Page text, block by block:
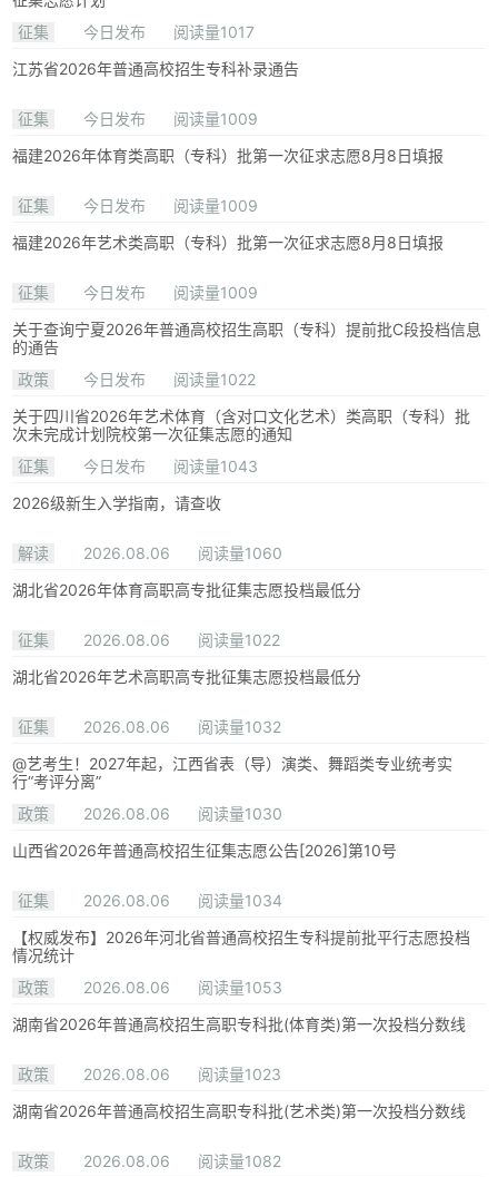
征集
今日发布
阅读量1017
江苏省2026年普通高校招生专科补录通告
征集 今日发布
阅读量1009
福建2026年体育类高职（专科）批第一次征求志愿8月8日填报
征集 今日发布
阅读量1009
福建2026年艺术类高职（专科）批第一次征求志愿8月8日填报
征集 今日发布
阅读量1009
关于查询宁夏2026年普通高校招生高职（专科）提前批C段投档信息
的通告
政策
今日发布
阅读量1022
关于四川省2026年艺术体育（含对口文化艺术）类高职（专科）批
次未完成计划院校第一次征集志愿的通知
征集
今日发布
阅读量1043
2026级新生入学指南，请查收
解读 2026.08.06
阅读量1060
湖北省2026年体育高职高专批征集志愿投档最低分
征集 2026.08.06
阅读量1022
湖北省2026年艺术高职高专批征集志愿投档最低分
征集 2026.08.06
阅读量1032
@艺考生！2027年起，江西省表（导）演类、舞蹈类专业统考实
行“考评分离”
政策
2026.08.06
阅读量1030
山西省2026年普通高校招生征集志愿公告[2026]第10号
征集 2026.08.06
阅读量1034
【权威发布】2026年河北省普通高校招生专科提前批平行志愿投档
情况统计
政策
2026.08.06
阅读量1053
湖南省2026年普通高校招生高职专科批(体育类)第一次投档分数线
政策 2026.08.06
阅读量1023
湖南省2026年普通高校招生高职专科批(艺术类)第一次投档分数线
政策 2026.08.06
阅读量1082